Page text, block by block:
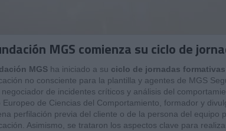
MGS comienza su ciclo de
MGS ha iniciado a su ciclo de jornadas formativas
no consciente para la plantilla y agentes de MGS
, negociador de incidentes críticos y análisis del
Europeo de Ciencias del Comportamiento, formador y
perfilación previa del cliente o de la persona del equipo
Asimismo, se trataron los aspectos clave para